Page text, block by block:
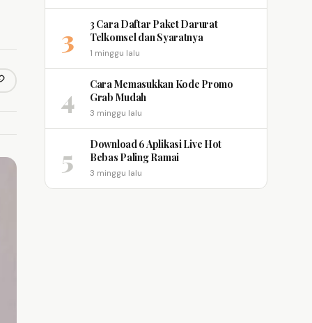
link
3
3 Cara Daftar Paket Darurat
Telkomsel dan Syaratnya
1 minggu lalu
4
Cara Memasukkan Kode Promo
Grab Mudah
3 minggu lalu
5
Download 6 Aplikasi Live Hot
Bebas Paling Ramai
3 minggu lalu